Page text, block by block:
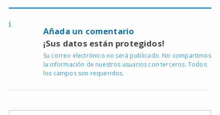
Añada un comentario
¡Sus datos están protegidos!
Su correo electrónico no será publicado. No compartimos
la información de nuestros usuarios con terceros. Todos
los campos son requeridos.